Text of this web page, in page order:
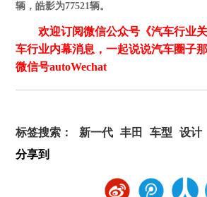
辆 ，皓影为77521辆。
欢迎订阅微信公众号《汽车行业
车行业内幕消息，一起说说汽车圈子
微信号autoWechat
标签搜索： 新一代 丰田 车型 设计
分享到